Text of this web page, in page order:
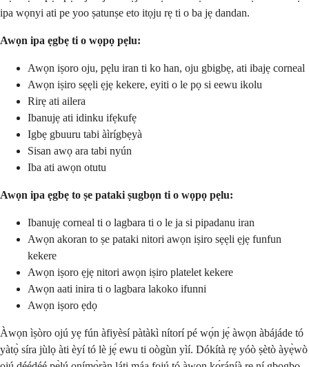
ipa wọnyi ati pe yoo ṣatunṣe eto itọju rẹ ti o ba jẹ dandan.
Awọn ipa ẹgbẹ ti o wọpọ pẹlu:
Awọn iṣoro oju, pẹlu iran ti ko han, oju gbigbẹ, ati ibajẹ corneal
Awọn iṣiro sẹẹli ẹjẹ kekere, eyiti o le pọ si eewu ikolu
Rirẹ ati ailera
Ibanujẹ ati idinku ifẹkufẹ
Igbẹ gbuuru tabi àìrígbẹyà
Sisan awọ ara tabi nyún
Iba ati awọn otutu
Awọn ipa ẹgbẹ to ṣe pataki ṣugbọn ti o wọpọ pẹlu:
Ibanujẹ corneal ti o lagbara ti o le ja si pipadanu iran
Awọn akoran to ṣe pataki nitori awọn iṣiro sẹẹli ẹjẹ funfun
kekere
Awọn iṣoro ẹjẹ nitori awọn iṣiro platelet kekere
Awọn aati inira ti o lagbara lakoko ifunni
Awọn iṣoro ẹdọ
Àwọn ìṣòro ojú yẹ fún àfiyèsí pàtàkì nítorí pé wọ́n jẹ́ àwọn àbájáde tó
yàtọ̀ síra jùlọ àti èyí tó lè jẹ́ ewu ti oògùn yìí. Dókítà rẹ yóò ṣètò àyẹ̀wò